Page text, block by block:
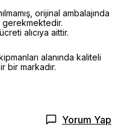
orijinal ambalajında
gerekmektedir.
alıcıya aittir.
alanında kaliteli
bir markadır.
Yorum Yap